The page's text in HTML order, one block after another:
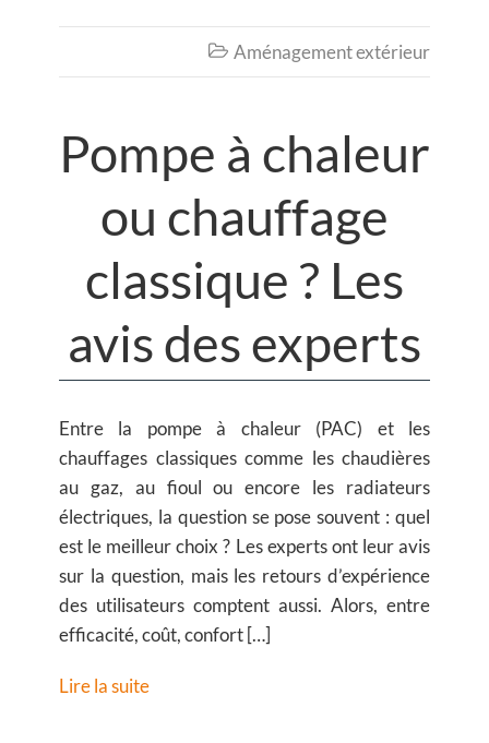
 Aménagement extérieur
Pompe à chaleur
ou chauffage
classique ? Les
avis des experts
Entre la pompe à chaleur (PAC) et les
chauffages classiques comme les chaudières
au gaz, au fioul ou encore les radiateurs
électriques, la question se pose souvent : quel
est le meilleur choix ? Les experts ont leur avis
sur la question, mais les retours d’expérience
des utilisateurs comptent aussi. Alors, entre
efficacité, coût, confort […]
Lire la suite